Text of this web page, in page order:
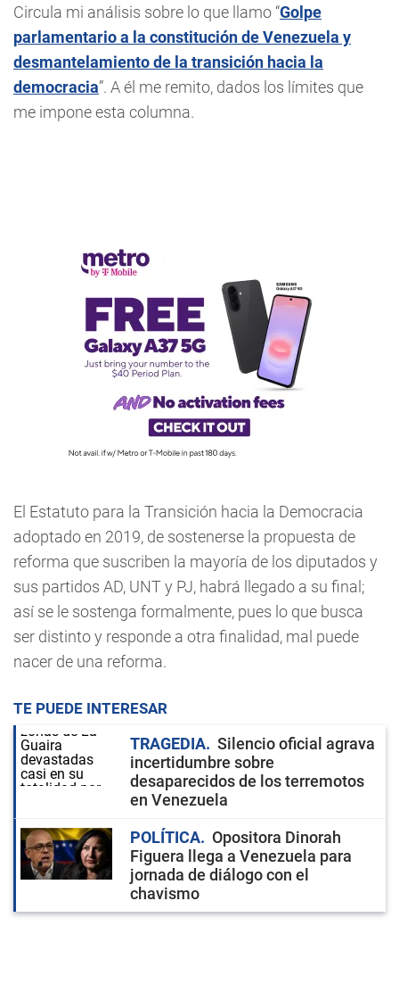
Circula mi análisis sobre lo que llamo “Golpe
parlamentario a la constitución de Venezuela y
desmantelamiento de la transición hacia la
democracia”. A él me remito, dados los límites que
me impone esta columna.
El Estatuto para la Transición hacia la Democracia
adoptado en 2019, de sostenerse la propuesta de
reforma que suscriben la mayoría de los diputados y
sus partidos AD, UNT y PJ, habrá llegado a su final;
así se le sostenga formalmente, pues lo que busca
ser distinto y responde a otra finalidad, mal puede
nacer de una reforma.
TE PUEDE INTERESAR
TRAGEDIA
Silencio oficial agrava
incertidumbre sobre
desaparecidos de los terremotos
en Venezuela
POLÍTICA
Opositora Dinorah
Figuera llega a Venezuela para
jornada de diálogo con el
chavismo